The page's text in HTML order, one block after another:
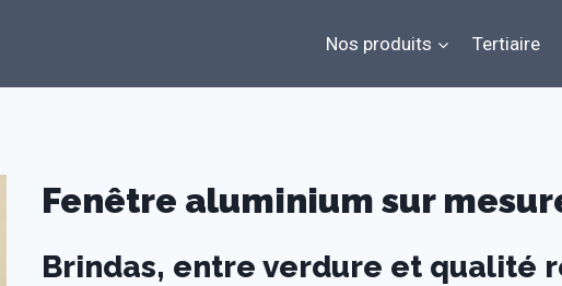
Nos produits Tertiaire
Fenêtre aluminium sur
Brindas, entre verdure et qualité